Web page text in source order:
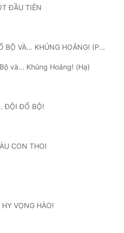
ĐẦU TIÊN
VÀ... KHỦNG HOẢNG! (PHẦN 1)
và... Khủng Hoảng! (Hạ)
ĐỘI ĐỔ BỘ!
CON THOI
VỌNG HÀO!